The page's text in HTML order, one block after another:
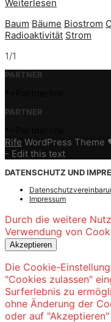
Weiterlesen
Baum Bäume Biostrom
Radioaktivität Strom
1/1
PARTNER
PARTNER
Rife WordPress
- Edit this text
DATENSCHUTZ UND
Impressum
Durch die weitere
Verwendung von
Akzeptieren
Die Cookie-
"Cookies zulassen"
Surferlebnis zu
ohne Änderung der
oder auf